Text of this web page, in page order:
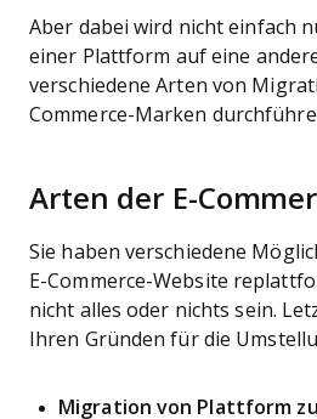
Aber dabei wird nicht einfach
einer Plattform auf eine
verschiedene Arten von
Commerce-Marken
Arten der E-
Sie haben verschiedene
E-Commerce-Website
nicht alles oder nichts sein.
Ihren Gründen für die
Migration von Plattform